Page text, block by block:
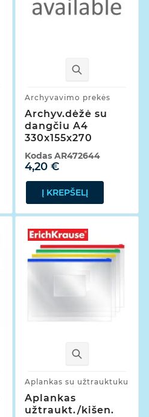
Archyvavimo prekės
Archyv.dėžė su
dangčiu A4
330x155x270
4,20 €
Kodas AR472644
Į KREPŠELĮ
Aplankas su užtrauktuku
Aplankas
užtraukt./kišen.